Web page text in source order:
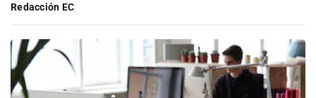
Redacción EC